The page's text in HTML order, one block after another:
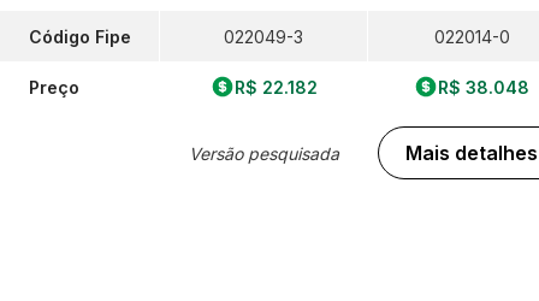
Código Fipe
Preço
022049-3
R$ 22.182
Versão pesquisada
022014-0
R$ 38.048
Mais detalhes